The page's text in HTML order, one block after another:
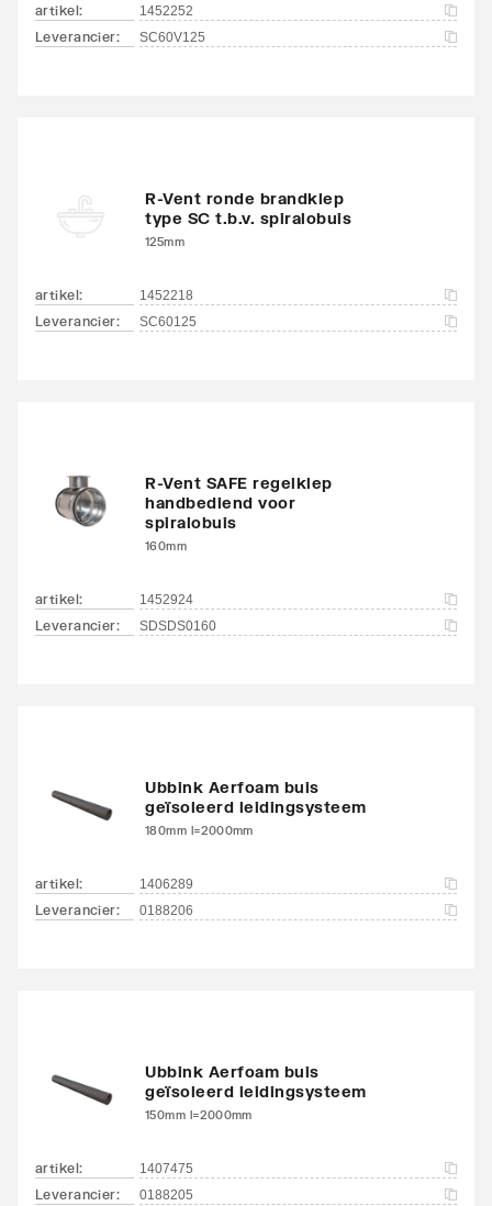
artikel: 1452252
Leverancier: SC60V125
R-Vent ronde brandklep
type SC t.b.v. spiralobuis
125mm
artikel: 1452218
Leverancier: SC60125
R-Vent SAFE regelklep
handbediend voor
spiralobuis
160mm
artikel: 1452924
Leverancier: SDSDS0160
Ubbink Aerfoam buis
geïsoleerd leidingsysteem
180mm l=2000mm
artikel: 1406289
Leverancier: 0188206
Ubbink Aerfoam buis
geïsoleerd leidingsysteem
150mm l=2000mm
artikel: 1407475
Leverancier: 0188205